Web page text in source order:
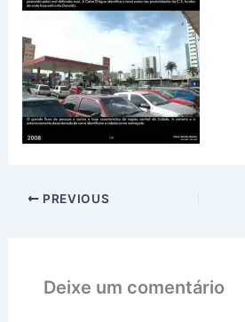
PREVIOUS
Deixe um comentário